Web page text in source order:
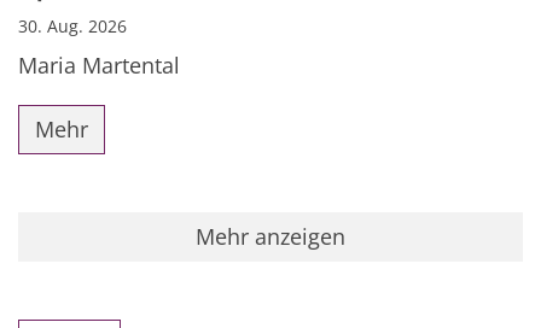
30. Aug. 2026
Maria Martental
Mehr
Mehr anzeigen